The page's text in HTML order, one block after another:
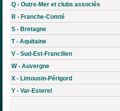
Q - Outre-Mer et clubs associés
R - Franche-Comté
S - Bretagne
T - Aquitaine
V - Sud-Est-Francilien
W - Auvergne
X - Limousin-Périgord
Y - Var-Esterel